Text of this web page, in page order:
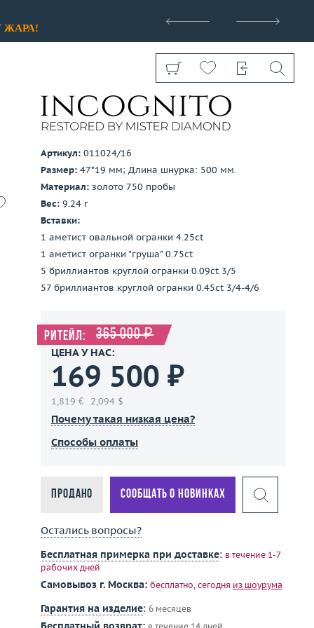
ЖАРА!
Показать все
Артикул: 011024/16
Размер: 47*19 мм; Длина шнурка: 500 мм.
Материал: золото 750 пробы
Вес: 9.24 г
Вставки:
1 аметист овальной огранки 4.25ct
1 аметист огранки "груша" 0.75ct
5 бриллиантов круглой огранки 0.09ct 3/5
57 бриллиантов круглой огранки 0.45ct 3/4-4/6
Ритейл: 365 000 ₽
ЦЕНА У НАС:
169 500 ₽
1,819 € 2,094 $
Почему такая низкая цена?
Способы оплаты
Продано Сообщать о новинках
Остались вопросы?
Бесплатная примерка при доставке: в течение 1-7
рабочих дней
Самовывоз г. Москва: бесплатно, сегодня из шоурума
Гарантия на изделие: 6 месяцев